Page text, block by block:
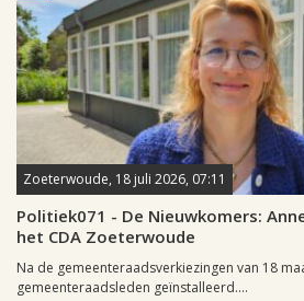
Zoeterwoude, 18 juli 2026, 07:11
Politiek071 - De Nieuwkomers:
het CDA Zoeterwoude
Na de gemeenteraadsverkiezingen van 18
gemeenteraadsleden geïnstalleerd....